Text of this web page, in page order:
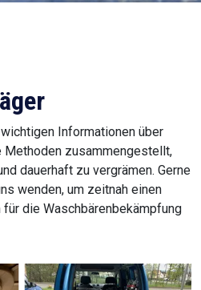
Informationen über
Methoden zusammengestellt,
dauerhaft zu vergrämen. Gerne
wenden, um zeitnah einen
die Waschbärenbekämpfung